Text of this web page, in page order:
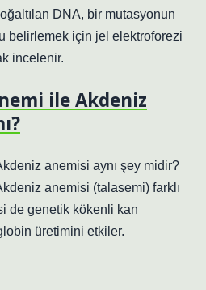
DNA, bir mutasyonun
belirlemek için jel elektroforezi
incelenir.
ile Akdeniz
anemisi aynı şey midir?
anemisi (talasemi) farklı
de genetik kökenli kan
üretimini etkiler.